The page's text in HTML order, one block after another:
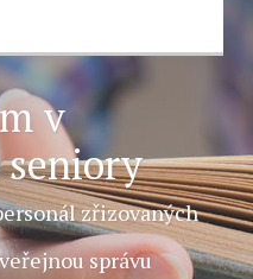
v
seniory
zřizovaných
správu